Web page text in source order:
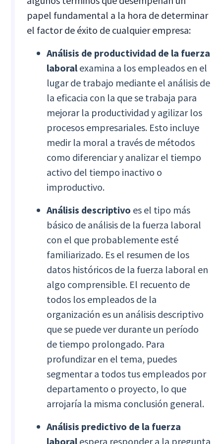
papel fundamental a la hora de determinar
el factor de éxito de cualquier empresa:
Análisis de productividad de la fuerza
laboralexamina a los empleados en el
lugar de trabajo mediante el análisis de
la eficacia con la que se trabaja para
mejorar la productividad y agilizar los
procesos empresariales. Esto incluye
medir la moral a través de métodos
como diferenciar y analizar el tiempo
activo del tiempo inactivo o
improductivo.
Análisis descriptivo es el tipo más
básico de análisis de la fuerza laboral
con el que probablemente esté
familiarizado. Es el resumen de los
datos históricos de la fuerza laboral en
algo comprensible. El recuento de
todos los empleados de la
organización es un análisis descriptivo
que se puede ver durante un período
de tiempo prolongado. Para
profundizar en el tema, puedes
segmentar a todos tus empleados por
departamento o proyecto, lo que
arrojaría la misma conclusión general.
Análisis predictivo de la fuerza
laboralespera responder a la pregunta